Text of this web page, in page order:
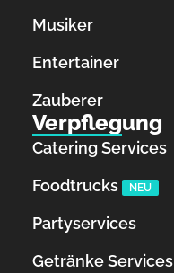
Musiker
Entertainer
Zauberer
Verpflegung
Catering Services
Foodtrucks
NEU
Partyservices
Getränke Services